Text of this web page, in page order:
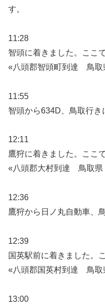
す。
11:28
智頭に着きました。ここ
«八頭郡智頭町到達 鳥取
11:55
智頭から634D、鳥取行き
12:11
鷹狩に着きました。ここ
«八頭郡大村到達 鳥取県
12:36
鷹狩から日ノ丸自動車、
12:39
国英駅前に着きました。
«八頭郡国英村到達 鳥取
13:00